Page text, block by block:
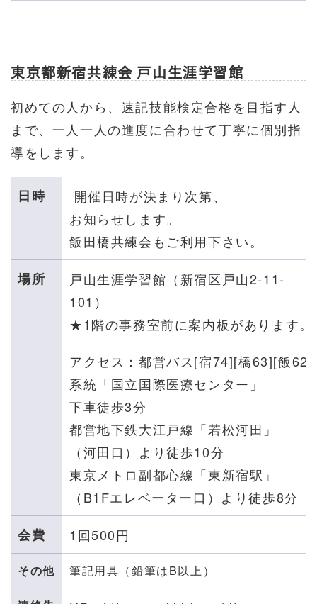
東京都新宿共練会 戸山生涯学習館
初めての人から、速記技能検定合格を目指す人
まで、一人一人の進度に合わせて丁寧に個別指
導をします。
日時
開催日時が決まり次第、
お知らせします。
飯田橋共練会もご利用下さい。
場所
戸山生涯学習館（新宿区戸山2-11-
101）
★1階の事務室前に案内板があります。
アクセス：都営バス[宿74][橋63][飯62]
系統「国立国際医療センター」
下車徒歩3分
都営地下鉄大江戸線「若松河田」
（河田口）より徒歩10分
東京メトロ副都心線「東新宿駅」
（B1Fエレベーター口）より徒歩8分
会費 1回500円
その他 筆記用具（鉛筆はB以上）